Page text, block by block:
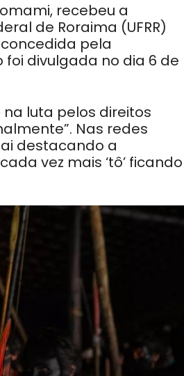
recebeu a
de Roraima (UFRR)
pela
foi divulgada no dia 6 de
luta pelos direitos
Nas redes
destacando a
vez mais ‘tô’ ficando